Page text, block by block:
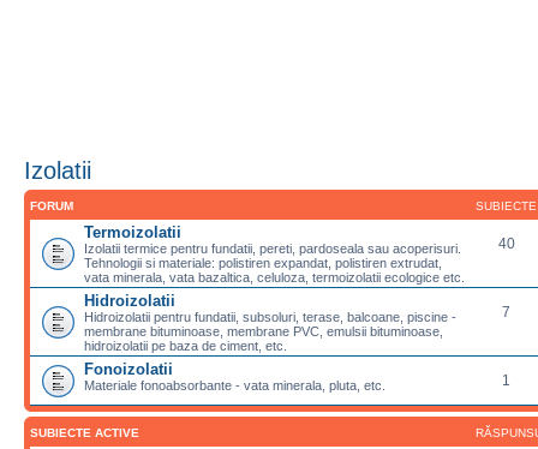
Izolatii
FORUM SUBIECTE
Termoizolatii
Izolatii termice pentru fundatii, pereti, pardoseala sau acoperisuri.
Tehnologii si materiale: polistiren expandat, polistiren extrudat,
vata minerala, vata bazaltica, celuloza, termoizolatii ecologice etc.
40
Hidroizolatii
Hidroizolatii pentru fundatii, subsoluri, terase, balcoane, piscine -
membrane bituminoase, membrane PVC, emulsii bituminoase,
hidroizolatii pe baza de ciment, etc.
7
Fonoizolatii
Materiale fonoabsorbante - vata minerala, pluta, etc. 1
SUBIECTE ACTIVE